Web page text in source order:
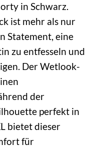
in Schwarz.
ist mehr als nur
Statement, eine
zu entfesseln und
Der Wetlook-
der
perfekt in
bietet dieser
für